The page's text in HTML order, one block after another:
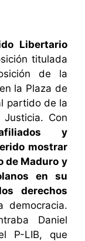
Libertario
titulada
de la
la Plaza de
partido de la
Justicia. Con
y
mostrar
de Maduro y
en su
derechos
democracia.
Daniel
P-LIB, que